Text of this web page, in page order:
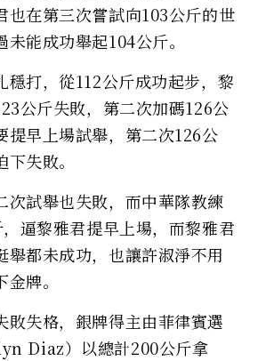
也在第三次嘗試向103公斤的世
能成功舉起104公斤。
穩打，從112公斤成功起步，黎
公斤失敗，第二次加碼126公
提早上場試舉，第二次126公
失敗。
次試舉也失敗，而中華隊教練
逼黎雅君提早上場，而黎雅君
舉都未成功，也讓許淑淨不用
牌。
敗失格，銀牌得主由菲律賓選
Diaz）以總計200公斤拿